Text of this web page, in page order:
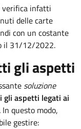
verifica infatti
delle carte
con un costante
il 31/12/2022.
gli aspetti
soluzione
gli aspetti legati ai
. In questo modo,
gestire: